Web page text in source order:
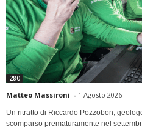
280
Matteo Massironi - 1 Agosto 2026
Un ritratto di Riccardo Pozzobon,
scomparso prematuramente nel